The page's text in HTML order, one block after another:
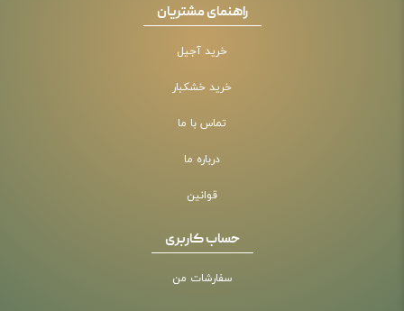
راهنمای مشتریان
خرید آجیل
خرید خشکبار
تماس با ما
درباره ما
قوانین
حساب کاربری
سفارشات من